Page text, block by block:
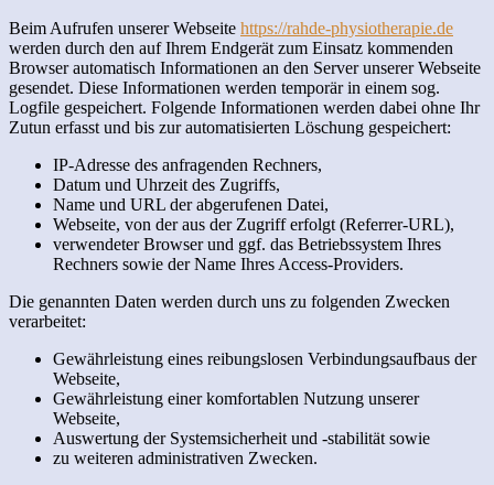
Beim Aufrufen unserer Webseite https://rahde-physiotherapie.de
werden durch den auf Ihrem Endgerät zum Einsatz kommenden
Browser automatisch Informationen an den Server unserer Webseite
gesendet. Diese Informationen werden temporär in einem sog.
Logfile gespeichert. Folgende Informationen werden dabei ohne Ihr
Zutun erfasst und bis zur automatisierten Löschung gespeichert:
IP-Adresse des anfragenden Rechners,
Datum und Uhrzeit des Zugriffs,
Name und URL der abgerufenen Datei,
Webseite, von der aus der Zugriff erfolgt (Referrer-URL),
verwendeter Browser und ggf. das Betriebssystem Ihres
Rechners sowie der Name Ihres Access-Providers.
Die genannten Daten werden durch uns zu folgenden Zwecken
verarbeitet:
Gewährleistung eines reibungslosen Verbindungsaufbaus der
Webseite,
Gewährleistung einer komfortablen Nutzung unserer
Webseite,
Auswertung der Systemsicherheit und -stabilität sowie
zu weiteren administrativen Zwecken.